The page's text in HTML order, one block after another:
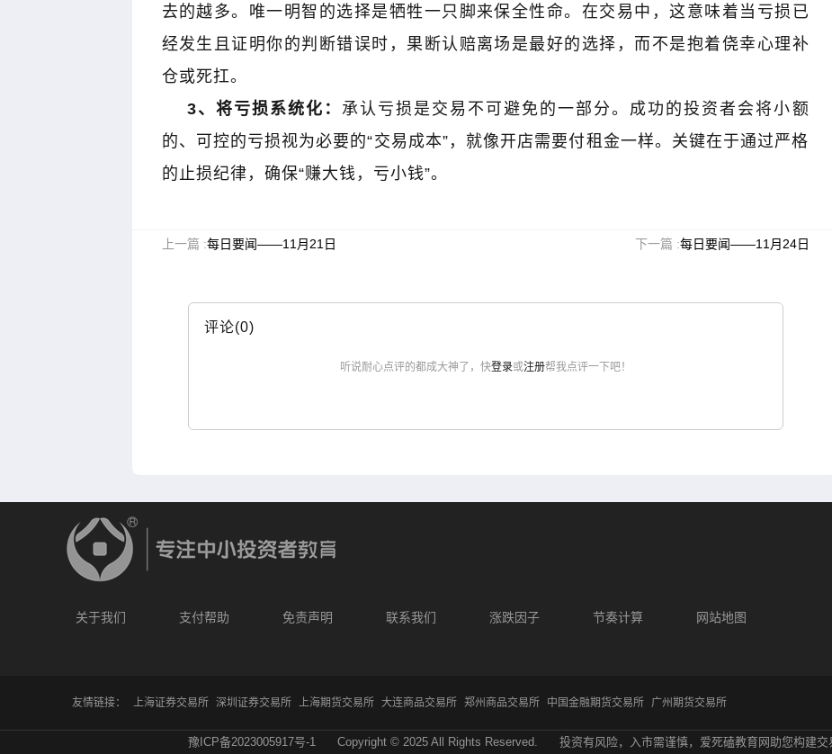
去的越多。唯一明智的选择是牺牲一只脚来保全性命。在交易中，这意味着当亏损已
经发生且证明你的判断错误时，果断认赔离场是最好的选择，而不是抱着侥幸心理补
仓或死扛。
3、将亏损系统化： 承认亏损是交易不可避免的一部分。成功的投资者会将小额
的、可控的亏损视为必要的“交易成本”，就像开店需要付租金一样。关键在于通过严格
的止损纪律，确保“赚大钱，亏小钱”。
上一篇 :每日要闻——11月21日 下一篇 :每日要闻——11月24日
评论(0)
听说耐心点评的都成大神了，快登录或注册帮我点评一下吧！
马掘金术｜战胜心魔利润
木星｜黑马掘金术｜买在将涨时
律
金麒麟｜黑马掘
关于我们 支付帮助 免责声明 联系我们 涨跌因子 节奏计算
网站地图
友情链接： 上海证券交易所 深圳证券交易所 上海期货交易所 大连商品交易所 郑州商品交易所 中国金融期货交易所 广州期货交易所
豫ICP备2023005917号-1 Copyright © 2025 All Rights Reserved. 投资有风险，入市需谨慎，爱死磕教育网助您构建